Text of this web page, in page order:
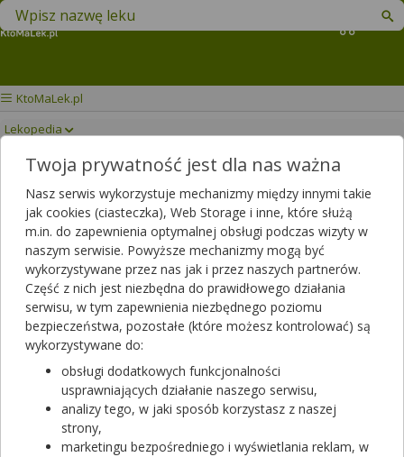
Koszyk
Znajdź lek w swojej okolicy
KtoMaLek.pl
Lekopedia
EGZYSTA Drukuj/Zapisz
Twoja prywatność jest dla nas ważna
Nasz serwis wykorzystuje mechanizmy między innymi takie
jak cookies (ciasteczka), Web Storage i inne, które służą
m.in. do zapewnienia optymalnej obsługi podczas wizyty w
naszym serwisie. Powyższe mechanizmy mogą być
wykorzystywane przez nas jak i przez naszych partnerów.
Część z nich jest niezbędna do prawidłowego działania
serwisu, w tym zapewnienia niezbędnego poziomu
bezpieczeństwa, pozostałe (które możesz kontrolować) są
wykorzystywane do:
obsługi dodatkowych funkcjonalności
usprawniających działanie naszego serwisu,
analizy tego, w jaki sposób korzystasz z naszej
strony,
marketingu bezpośredniego i wyświetlania reklam, w